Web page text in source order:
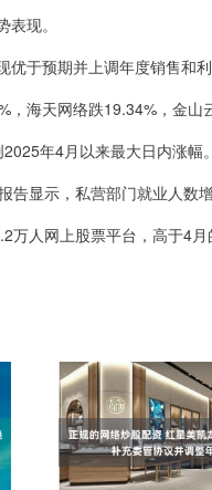
现。
于预期并上调年度销售和利
海天网络跌19.34%，金山
年4月以来最大日内涨幅。
显示，私营部门就业人数增
人网上股票平台，高于4月